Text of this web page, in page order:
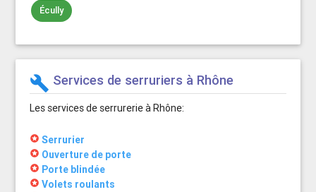
Écully
build Services de serruriers à Rhône
Les services de serrurerie à Rhône:
stars Serrurier
stars Ouverture de porte
stars Porte blindée
stars Volets roulants